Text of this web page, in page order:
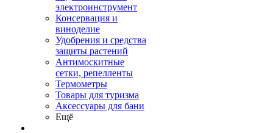
электроинструмент
Консервация и
виноделие
Удобрения и средства
защиты растений
Антимоскитные
сетки, репелленты
Термометры
Товары для туризма
Аксессуары для бани
Ещё